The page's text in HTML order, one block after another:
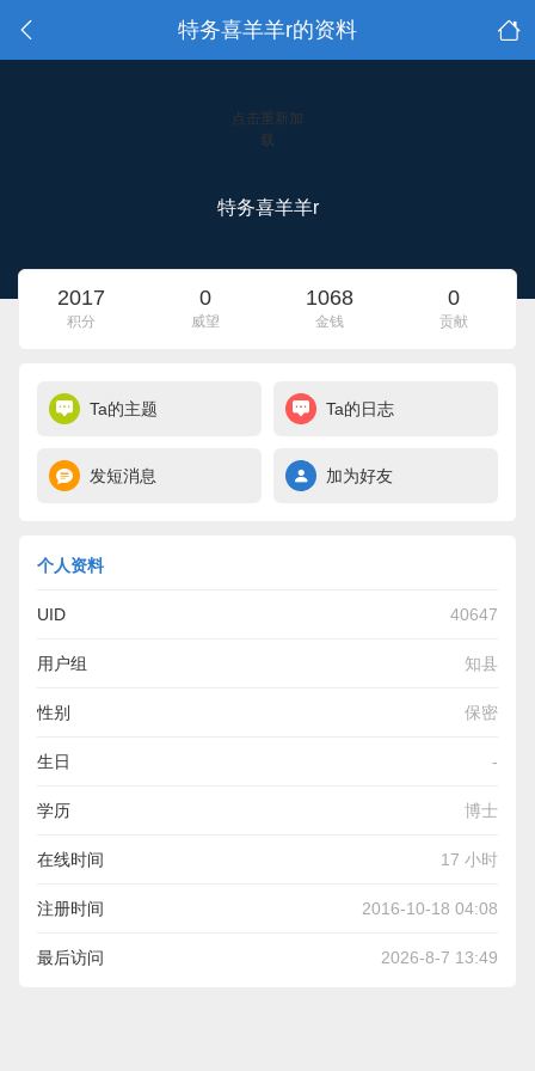
特务喜羊羊r的资料
点击重新加
载
特务喜羊羊r
2017
积分
0
威望
1068
金钱
0
贡献
Ta的主题 Ta的日志
发短消息 加为好友
个人资料
UID 40647
用户组 知县
性别 保密
生日 -
学历 博士
在线时间 17 小时
注册时间 2016-10-18 04:08
最后访问 2026-8-7 13:49